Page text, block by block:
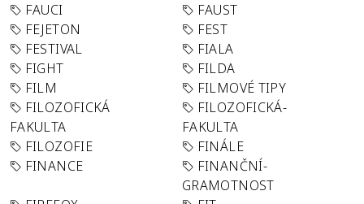
FAUCI
FAUST
FEJETON
FEST
FESTIVAL
FIALA
FIGHT
FILDA
FILM
FILMOVÉ TIPY
FILOZOFICKÁ
FAKULTA
FILOZOFICKÁ-
FAKULTA
FILOZOFIE
FINÁLE
FINANCE
FINANČNÍ-
GRAMOTNOST